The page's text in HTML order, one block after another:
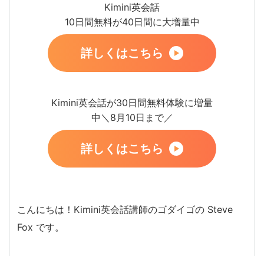
Kimini英会話
10日間無料が40日間に大増量中
詳しくはこちら
Kimini英会話が30日間無料体験に増量
中＼8月10日まで／
詳しくはこちら
こんにちは！Kimini英会話講師のゴダイゴの Steve
Fox です。